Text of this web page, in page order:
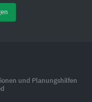
und Planungshilfen